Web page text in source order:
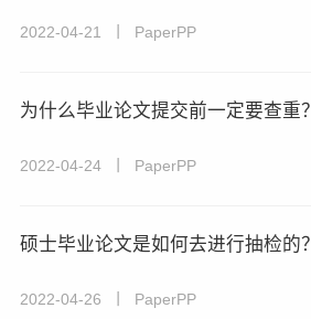
2022-04-21 丨 PaperPP
为什么毕业论文提交前一定要查重？
2022-04-24 丨 PaperPP
硕士毕业论文是如何去进行抽检的？
2022-04-26 丨 PaperPP